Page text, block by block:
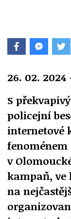
26. 02. 2024
S
policejní
internetové
fenoménem
v
kampaň, ve
na